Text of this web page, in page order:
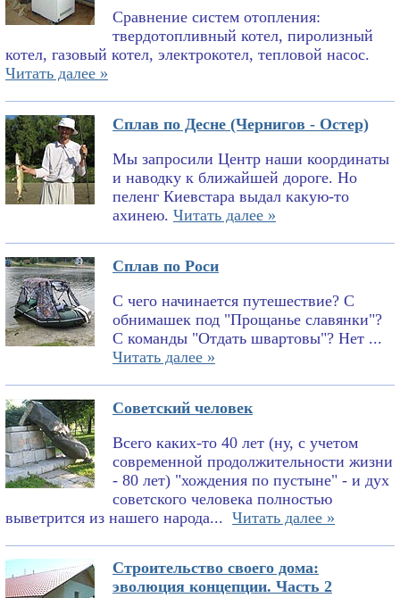
Сравнение систем отопления:
твердотопливный котел, пиролизный
котел, газовый котел, электрокотел, тепловой насос.
Читать далее »
Сплав по Десне (Чернигов - Остер)
Мы запросили Центр наши координаты
и наводку к ближайшей дороге. Но
пеленг Киевстара выдал какую-то
ахинею. Читать далее »
Сплав по Роси
С чего начинается путешествие? С
обнимашек под "Прощанье славянки"?
С команды "Отдать швартовы"? Нет ...
Читать далее »
Советский человек
Всего каких-то 40 лет (ну, с учетом
современной продолжительности жизни
- 80 лет) "хождения по пустыне" - и дух
советского человека полностью
выветрится из нашего народа... Читать далее »
Строительство своего дома:
эволюция концепции. Часть 2